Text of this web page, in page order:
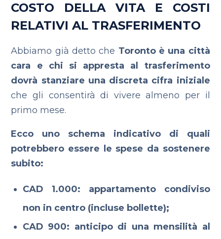
COSTO DELLA VITA E COSTI
RELATIVI AL TRASFERIMENTO
Abbiamo già detto che Toronto è una città
cara e chi si appresta al trasferimento
dovrà stanziare una discreta cifra iniziale
che gli consentirà di vivere almeno per il
primo mese.
Ecco uno schema indicativo di quali
potrebbero essere le spese da sostenere
subito:
CAD 1.000: appartamento condiviso
non in centro (incluse bollette);
CAD 900: anticipo di una mensilità al